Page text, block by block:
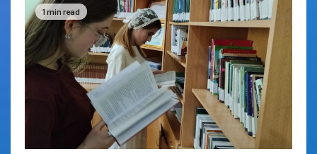
1 min read